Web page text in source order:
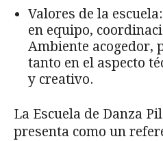
Valores de la
en equipo,
Ambiente acogedor,
tanto en el aspecto
y creativo.
La Escuela de Danza
presenta como un